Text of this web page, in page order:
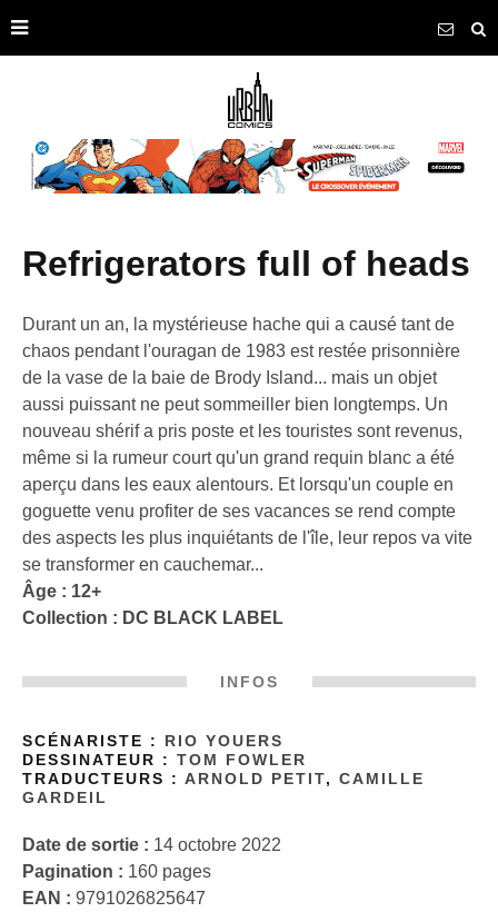
refrigerators full of heads
Durant un an, la mystérieuse hache qui a causé tant de
chaos pendant l'ouragan de 1983 est restée prisonnière
de la vase de la baie de Brody Island... mais un objet
aussi puissant ne peut sommeiller bien longtemps. Un
nouveau shérif a pris poste et les touristes sont revenus,
même si la rumeur court qu'un grand requin blanc a été
aperçu dans les eaux alentours. Et lorsqu'un couple en
goguette venu profiter de ses vacances se rend compte
des aspects les plus inquiétants de l'île, leur repos va vite
se transformer en cauchemar...
Âge : 12+
Collection : DC BLACK LABEL
INFOS
SCÉNARISTE :
RIO YOUERS
DESSINATEUR : TOM FOWLER
TRADUCTEURS : ARNOLD PETIT, CAMILLE
GARDEIL
Date de sortie : 14 octobre 2022
Pagination : 160 pages
EAN : 9791026825647